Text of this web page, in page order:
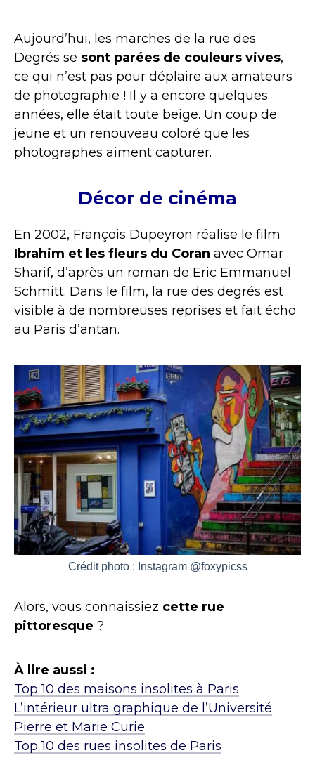
Aujourd’hui, les marches de la rue des
Degrés se sont parées de couleurs vives,
ce qui n’est pas pour déplaire aux amateurs
de photographie ! Il y a encore quelques
années, elle était toute beige. Un coup de
jeune et un renouveau coloré que les
photographes aiment capturer.
Décor de cinéma
En 2002, François Dupeyron réalise le film
Ibrahim et les fleurs du Coran avec Omar
Sharif, d’après un roman de Eric Emmanuel
Schmitt. Dans le film, la rue des degrés est
visible à de nombreuses reprises et fait écho
au Paris d’antan.
Crédit photo : Instagram @foxypicss
Alors, vous connaissiez cette rue
pittoresque ?
À lire aussi :
Top 10 des maisons insolites à Paris
L’intérieur ultra graphique de l’Université
Pierre et Marie Curie
Top 10 des rues insolites de Paris